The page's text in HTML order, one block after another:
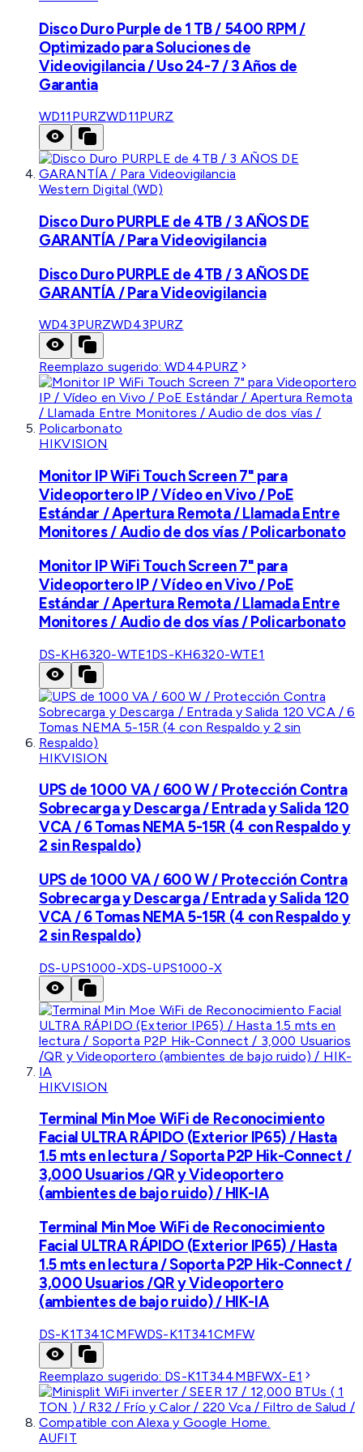
Disco Duro Purple de 1 TB / 5400 RPM /
Optimizado para Soluciones de
Videovigilancia / Uso 24-7 / 3 Años de
Garantia
WD11PURZWD11PURZ
Western Digital (WD)
Disco Duro PURPLE de 4TB / 3 AÑOS DE
GARANTÍA / Para Videovigilancia
Disco Duro PURPLE de 4TB / 3 AÑOS DE
GARANTÍA / Para Videovigilancia
WD43PURZWD43PURZ
Reemplazo sugerido:WD44PURZ
HIKVISION
Monitor IP WiFi Touch Screen 7" para
Videoportero IP / Vídeo en Vivo / PoE
Estándar / Apertura Remota / Llamada Entre
Monitores / Audio de dos vías / Policarbonato
Monitor IP WiFi Touch Screen 7" para
Videoportero IP / Vídeo en Vivo / PoE
Estándar / Apertura Remota / Llamada Entre
Monitores / Audio de dos vías / Policarbonato
DS-KH6320-WTE1DS-KH6320-WTE1
HIKVISION
UPS de 1000 VA / 600 W / Protección Contra
Sobrecarga y Descarga / Entrada y Salida 120
VCA / 6 Tomas NEMA 5-15R (4 con Respaldo y
2 sin Respaldo)
UPS de 1000 VA / 600 W / Protección Contra
Sobrecarga y Descarga / Entrada y Salida 120
VCA / 6 Tomas NEMA 5-15R (4 con Respaldo y
2 sin Respaldo)
DS-UPS1000-XDS-UPS1000-X
HIKVISION
Terminal Min Moe WiFi de Reconocimiento
Facial ULTRA RÁPIDO (Exterior IP65) / Hasta
1.5 mts en lectura / Soporta P2P Hik-Connect /
3,000 Usuarios /QR y Videoportero
(ambientes de bajo ruido) / HIK-IA
Terminal Min Moe WiFi de Reconocimiento
Facial ULTRA RÁPIDO (Exterior IP65) / Hasta
1.5 mts en lectura / Soporta P2P Hik-Connect /
3,000 Usuarios /QR y Videoportero
(ambientes de bajo ruido) / HIK-IA
DS-K1T341CMFWDS-K1T341CMFW
Reemplazo sugerido: DS-K1T344MBFWX-E1
AUFIT